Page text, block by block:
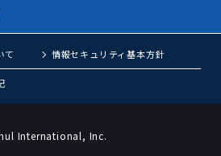
て 情報セキュリティ基本方針
International, Inc.